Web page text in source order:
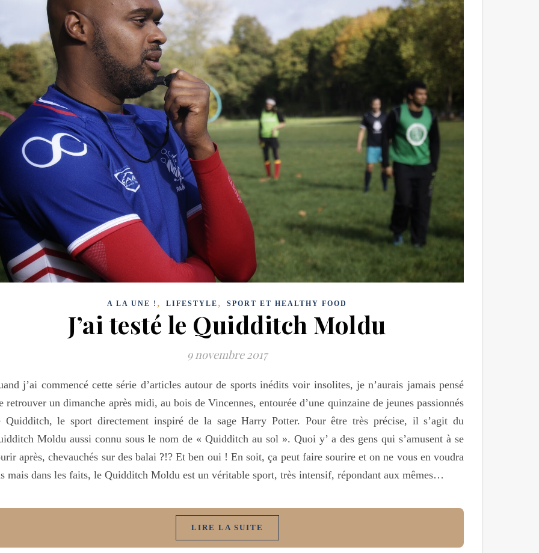
A LA UNE ! , LIFESTYLE , SPORT ET HEALTHY FOOD
J’ai testé le Quidditch Moldu
9 novembre 2017
j’ai commencé cette série d’articles autour de sports inédits voir insolites, je n’aurais jamais pensé
retrouver un dimanche après midi, au bois de Vincennes, entourée d’une quinzaine de jeunes passionnés
Quidditch, le sport directement inspiré de la sage Harry Potter. Pour être très précise, il s’agit du
Moldu aussi connu sous le nom de « Quidditch au sol ». Quoi y’ a des gens qui s’amusent à se
après, chevauchés sur des balai ?!? Et ben oui ! En soit, ça peut faire sourire et on ne vous en voudra
mais dans les faits, le Quidditch Moldu est un véritable sport, très intensif, répondant aux mêmes…
LIRE LA SUITE